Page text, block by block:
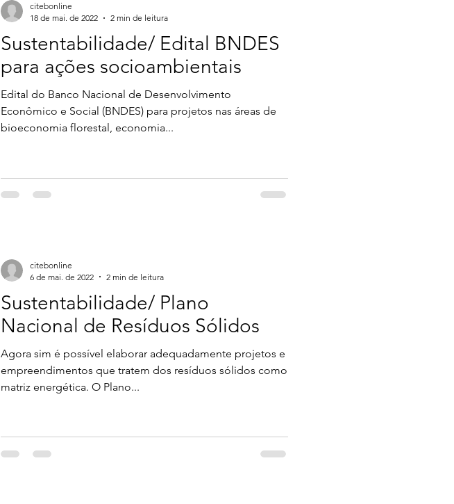
Sustentabilidade/ Edital BNDES
para ações socioambientais
Edital do Banco Nacional de Desenvolvimento
Econômico e Social (BNDES) para projetos nas áreas de
bioeconomia florestal, economia...
citebonline
18 de mai. de 2022
2 min de leitura
Sustentabilidade/ Plano
Nacional de Resíduos Sólidos
Agora sim é possível elaborar adequadamente projetos e
empreendimentos que tratem dos resíduos sólidos como
matriz energética. O Plano...
citebonline
6 de mai. de 2022
2 min de leitura